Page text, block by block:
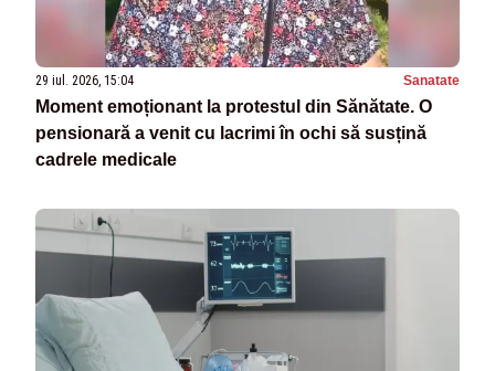
29 iul. 2026, 15:04 Sanatate
Moment emoționant la protestul din Sănătate. O
pensionară a venit cu lacrimi în ochi să susțină
cadrele medicale